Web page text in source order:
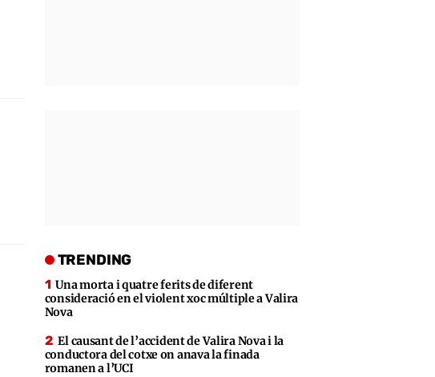
TRENDING
Una morta i quatre ferits de diferent
consideració en el violent xoc múltiple a Valira
Nova
El causant de l’accident de Valira Nova i la
conductora del cotxe on anava la finada
romanen a l’UCI